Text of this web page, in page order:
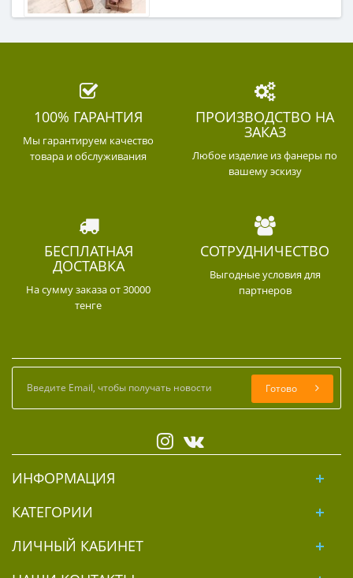
100% ГАРАНТИЯ
Мы гарантируем качество
товара и обслуживания
ПРОИЗВОДСТВО НА
ЗАКАЗ
Любое изделие из фанеры по
вашему эскизу
БЕСПЛАТНАЯ
ДОСТАВКА
На сумму заказа от 30000
тенге
СОТРУДНИЧЕСТВО
Выгодные условия для
партнеров
Готово
ИНФОРМАЦИЯ
КАТЕГОРИИ
ЛИЧНЫЙ КАБИНЕТ